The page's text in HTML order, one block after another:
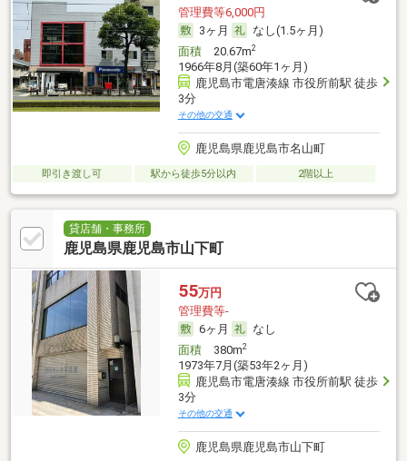
管理費等6,000円
3ヶ月
なし(1.5ヶ月)
面積20.67m2
1966年8月(築60年1ヶ月)
鹿児島市電唐湊線 市役所前駅 徒歩
3分
その他の交通
鹿児島県鹿児島市名山町
即引き渡し可 駅から徒歩5分以内 2階以上
貸店舗・事務所
鹿児島県鹿児島市山下町
55万円
管理費等-
6ヶ月
なし
面積380m2
1973年7月(築53年2ヶ月)
鹿児島市電唐湊線 市役所前駅 徒歩
3分
その他の交通
鹿児島県鹿児島市山下町